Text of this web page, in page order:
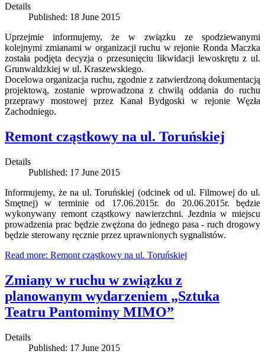
Details
Published: 18 June 2015
Uprzejmie informujemy, że w związku ze spodziewanymi
kolejnymi zmianami w organizacji ruchu w rejonie Ronda Maczka
została podjęta decyzja o przesunięciu likwidacji lewoskrętu z ul.
Grunwaldzkiej w ul. Kraszewskiego.
Docelowa organizacja ruchu, zgodnie z zatwierdzoną dokumentacją
projektową, zostanie wprowadzona z chwilą oddania do ruchu
przeprawy mostowej przez Kanał Bydgoski w rejonie Węzła
Zachodniego.
Remont cząstkowy na ul. Toruńskiej
Details
Published: 17 June 2015
Informujemy, że na ul. Toruńskiej (odcinek od ul. Filmowej do ul.
Smętnej) w terminie od 17.06.2015r. do 20.06.2015r. będzie
wykonywany remont cząstkowy nawierzchni. Jezdnia w miejscu
prowadzenia prac będzie zwężona do jednego pasa - ruch drogowy
będzie sterowany ręcznie przez uprawnionych sygnalistów.
Read more: Remont cząstkowy na ul. Toruńskiej
Zmiany w ruchu w związku z
planowanym wydarzeniem „Sztuka
Teatru Pantomimy MIMO”
Details
Published: 17 June 2015